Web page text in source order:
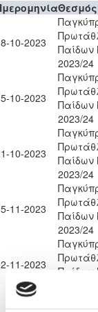
Θεσμός
10-2023
Παίδων
2023/24
10-2023
Παίδων
2023/24
10-2023
Παίδων
2023/24
11-2023
Παίδων
2023/24
11-2023
Παίδων